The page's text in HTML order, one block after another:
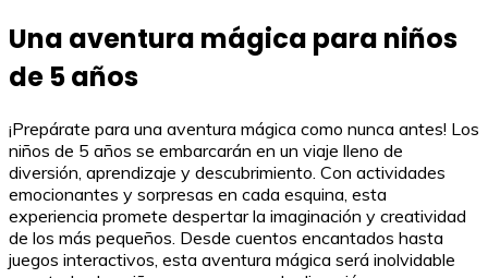
Una aventura mágica para niños
de 5 años
¡Prepárate para una aventura mágica como nunca antes! Los
niños de 5 años se embarcarán en un viaje lleno de
diversión, aprendizaje y descubrimiento. Con actividades
emocionantes y sorpresas en cada esquina, esta
experiencia promete despertar la imaginación y creatividad
de los más pequeños. Desde cuentos encantados hasta
juegos interactivos, esta aventura mágica será inolvidable